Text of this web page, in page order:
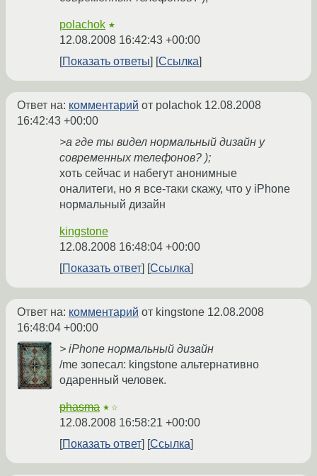
polachok ★
12.08.2008 16:42:43 +00:00
Показать ответы
Ссылка
Ответ на: комментарий от polachok 12.08.2008
16:42:43 +00:00
>а где ты видел нормальный дизайн у
современных телефонов? );
хоть сейчас и набегут анонимные
оналитеги, но я все-таки скажу, что у iPhone
нормальный дизайн
kingstone
12.08.2008 16:48:04 +00:00
Показать ответ
Ссылка
Ответ на: комментарий от kingstone 12.08.2008
16:48:04 +00:00
> iPhone нормальный дизайн
/me зопесал: kingstone альтернативно
одаренный человек.
phasma ★☆
12.08.2008 16:58:21 +00:00
Показать ответ
Ссылка